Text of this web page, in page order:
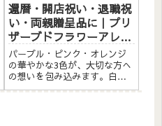
還暦・開店祝い・退職祝
い・両親贈呈品に｜プリ
ザーブドフラワーアレン
ジ 白枠〈パープルピンク
オレンジ〉文字入れ
パープル・ピンク・オレンジ
の華やかな3色が、大切な方へ
の想いを包み込みます。白い
ウッドフレームにプリザーブ